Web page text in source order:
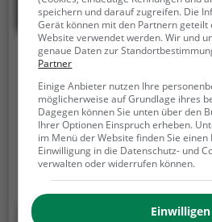
Laghetto Gardiscio
In der Nähe von Dalpe, 6774 Dalpe
Der Laghetto Gardiscio ist
Dalpe.Sowohl im Sommer, als
Laghetto Gardiscio immer
einen Spaziergang, eine
die Natur zu genießen -
bietet zahlreiche
speichern und darauf zugreifen. Die
Gerät können mit den Partnern
Website verwendet werden. Wir und
genaue Daten zur
Partner
Einige Anbieter nutzen Ihre
möglicherweise auf Grundlage ihres
Dagegen können Sie unten über den
Ihrer Optionen Einspruch erheben.
im Menü der Website finden Sie einen
Einwilligung in die Datenschutz- und
verwalten oder widerrufen können.
Einwilligen